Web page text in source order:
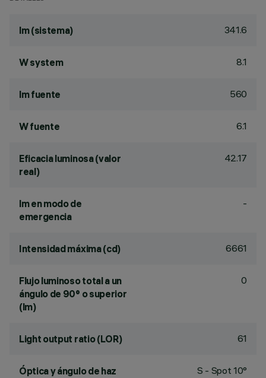
lm (sistema) 341.6
W system 8.1
lm fuente 560
W fuente 6.1
Eficacia luminosa (valor
real)
42.17
lm en modo de
emergencia
-
Intensidad máxima (cd) 6661
Flujo luminoso total a un
ángulo de 90° o superior
(lm)
0
Light output ratio (LOR) 61
Óptica y ángulo de haz S - Spot 10°